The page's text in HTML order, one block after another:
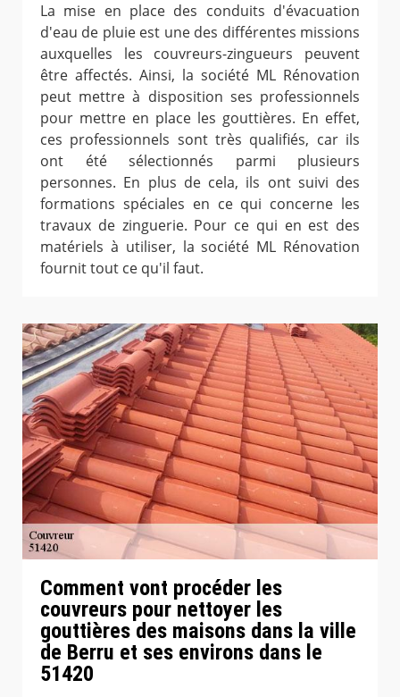
La mise en place des conduits d'évacuation
d'eau de pluie est une des différentes missions
auxquelles les couvreurs-zingueurs peuvent
être affectés. Ainsi, la société ML Rénovation
peut mettre à disposition ses professionnels
pour mettre en place les gouttières. En effet,
ces professionnels sont très qualifiés, car ils
ont été sélectionnés parmi plusieurs
personnes. En plus de cela, ils ont suivi des
formations spéciales en ce qui concerne les
travaux de zinguerie. Pour ce qui en est des
matériels à utiliser, la société ML Rénovation
fournit tout ce qu'il faut.
Comment vont procéder les
couvreurs pour nettoyer les
gouttières des maisons dans la ville
de Berru et ses environs dans le
51420